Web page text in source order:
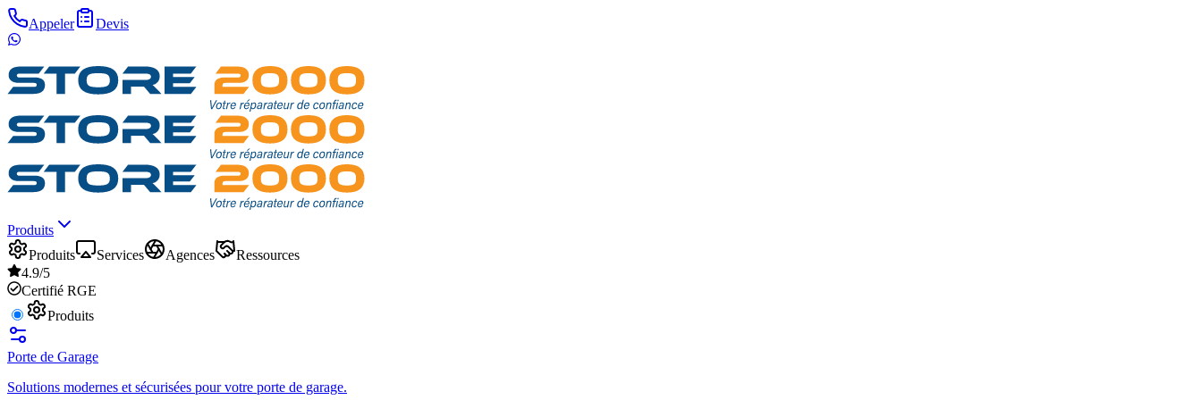
Appeler Devis
Produits
Produits
Services Agences
Ressources
4.9/5
Certifié RGE
Produits
Porte de Garage
Solutions modernes et sécurisées pour votre porte de garage.